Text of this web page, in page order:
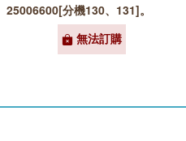
25006600[分機130、131]。
無法訂購